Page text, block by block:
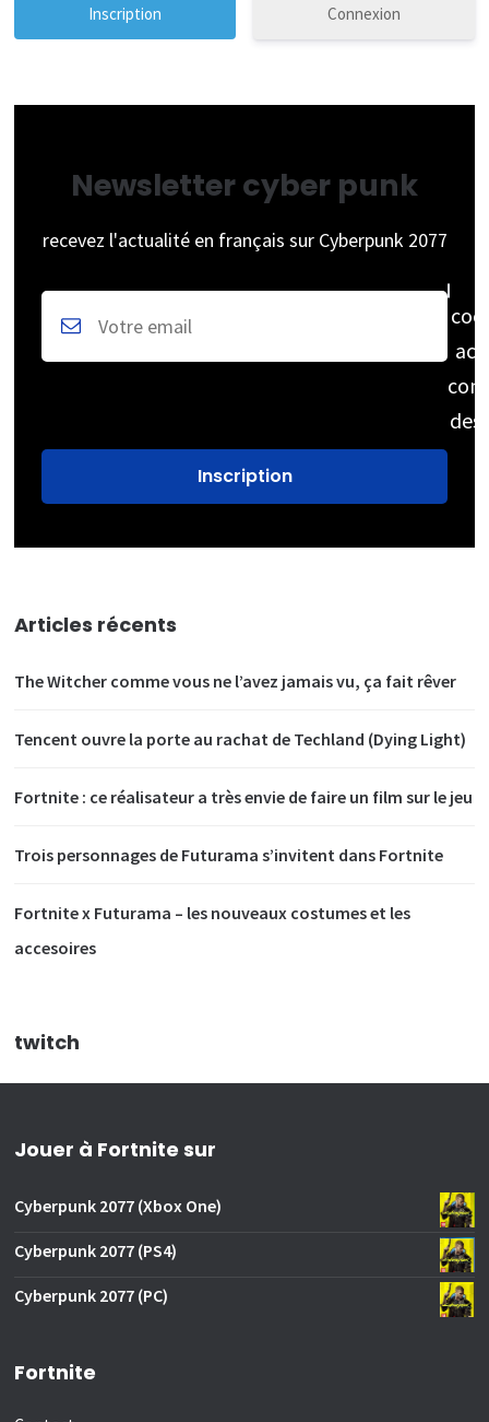
Connexion
Newsletter cyber punk
recevez l'actualité en français sur Cyberpunk 2077
des
Articles récents
The Witcher comme vous ne l’avez jamais vu, ça fait rêver
Tencent ouvre la porte au rachat de Techland (Dying Light)
Fortnite : ce réalisateur a très envie de faire un film sur le jeu
Trois personnages de Futurama s’invitent dans Fortnite
Fortnite x Futurama – les nouveaux costumes et les
accesoires
twitch
Jouer à Fortnite sur
Cyberpunk 2077 (Xbox One)
Cyberpunk 2077 (PS4)
Cyberpunk 2077 (PC)
Fortnite